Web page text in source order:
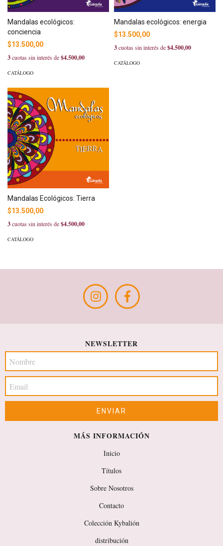
Mandalas ecológicos:
conciencia
$13.500,00
3cuotas sin interés de$4.500,00
CATÁLOGO
Mandalas ecológicos: energia
$13.500,00
3cuotas sin interés de$4.500,00
CATÁLOGO
Mandalas Ecológicos: Tierra
$13.500,00
3cuotas sin interés de$4.500,00
CATÁLOGO
NEWSLETTER
MÁS INFORMACIÓN
Inicio
Títulos
Sobre Nosotros
Contacto
Colección Kybalión
distribución